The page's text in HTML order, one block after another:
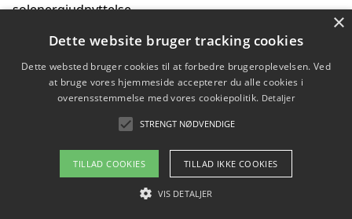
solenergiudnyttelse
Hvordan du får svar på energispørgsmål om
vedvarende energikilder
Om / kontakt
Blog Betingelser
×
Dette website bruger tracking cookies
Dette websted bruger cookies til at forbedre brugeroplevelsen. Ved
at bruge vores hjemmeside accepterer du alle cookies i
overensstemmelse med vores cookiepolitik. Detaljer
STRENGT NØDVENDIGE
TILLAD COOKIES TILLAD IKKE COOKIES
VIS DETALJER